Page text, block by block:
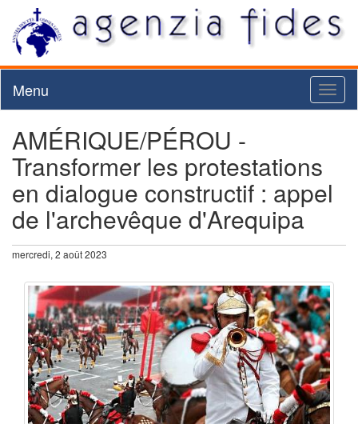
Menu
AMÉRIQUE/PÉROU -
Transformer les protestations
en dialogue constructif : appel
de l'archevêque d'Arequipa
mercredi, 2 août 2023